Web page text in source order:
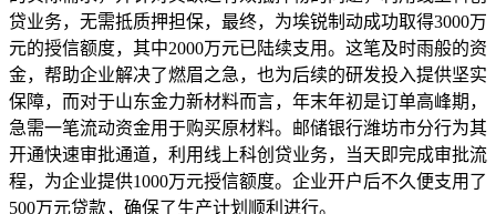
贷业务，无需抵质押担保，最终，为埃锐制动成功取得3000万
元的授信额度，其中2000万元已陆续支用。这笔及时雨般的资
金，帮助企业解决了燃眉之急，也为后续的研发投入提供坚实
保障，而对于山东金力新材料而言，年末年初是订单高峰期，
急需一笔流动资金用于购买原材料。邮储银行潍坊市分行为其
开通快速审批通道，利用线上科创贷业务，当天即完成审批流
程，为企业提供1000万元授信额度。企业开户后不久便支用了
500万元贷款，确保了生产计划顺利进行。